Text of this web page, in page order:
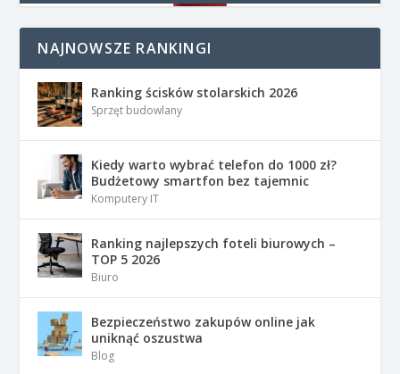
NAJNOWSZE RANKINGI
Ranking ścisków stolarskich 2026
Sprzęt budowlany
Kiedy warto wybrać telefon do 1000 zł?
Budżetowy smartfon bez tajemnic
Komputery IT
Ranking najlepszych foteli biurowych –
TOP 5 2026
Biuro
Bezpieczeństwo zakupów online jak
uniknąć oszustwa
Blog